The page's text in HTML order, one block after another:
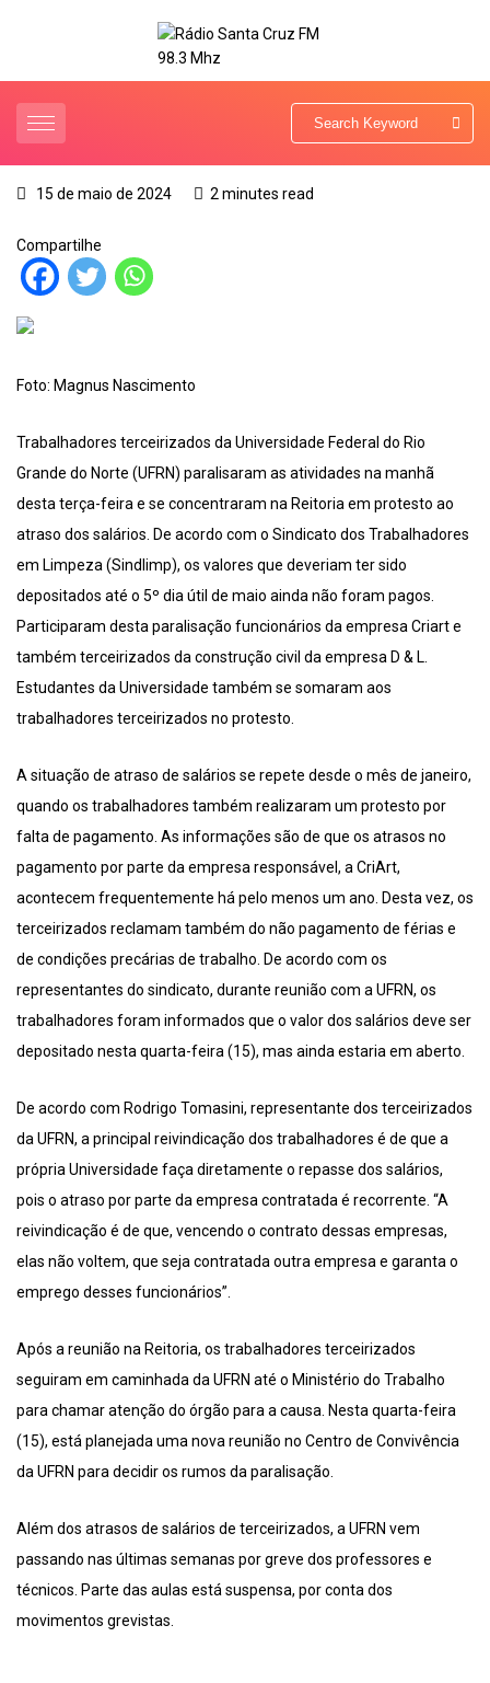
15 de maio de 2024 2 minutes read
Compartilhe
Foto: Magnus Nascimento
Trabalhadores terceirizados da Universidade Federal do Rio
Grande do Norte (UFRN) paralisaram as atividades na manhã
desta terça-feira e se concentraram na Reitoria em protesto ao
atraso dos salários. De acordo com o Sindicato dos Trabalhadores
em Limpeza (Sindlimp), os valores que deveriam ter sido
depositados até o 5º dia útil de maio ainda não foram pagos.
Participaram desta paralisação funcionários da empresa Criart e
também terceirizados da construção civil da empresa D & L.
Estudantes da Universidade também se somaram aos
trabalhadores terceirizados no protesto.
A situação de atraso de salários se repete desde o mês de janeiro,
quando os trabalhadores também realizaram um protesto por
falta de pagamento. As informações são de que os atrasos no
pagamento por parte da empresa responsável, a CriArt,
acontecem frequentemente há pelo menos um ano. Desta vez, os
terceirizados reclamam também do não pagamento de férias e
de condições precárias de trabalho. De acordo com os
representantes do sindicato, durante reunião com a UFRN, os
trabalhadores foram informados que o valor dos salários deve ser
depositado nesta quarta-feira (15), mas ainda estaria em aberto.
De acordo com Rodrigo Tomasini, representante dos terceirizados
da UFRN, a principal reivindicação dos trabalhadores é de que a
própria Universidade faça diretamente o repasse dos salários,
pois o atraso por parte da empresa contratada é recorrente. “A
reivindicação é de que, vencendo o contrato dessas empresas,
elas não voltem, que seja contratada outra empresa e garanta o
emprego desses funcionários”.
Após a reunião na Reitoria, os trabalhadores terceirizados
seguiram em caminhada da UFRN até o Ministério do Trabalho
para chamar atenção do órgão para a causa. Nesta quarta-feira
(15), está planejada uma nova reunião no Centro de Convivência
da UFRN para decidir os rumos da paralisação.
Além dos atrasos de salários de terceirizados, a UFRN vem
passando nas últimas semanas por greve dos professores e
técnicos. Parte das aulas está suspensa, por conta dos
movimentos grevistas.